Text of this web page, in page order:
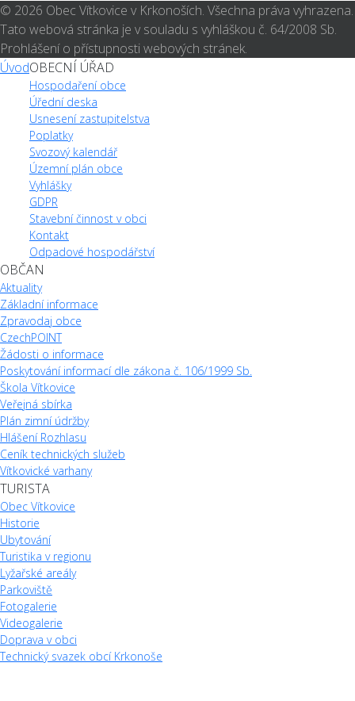
© 2026 Obec Vítkovice v Krkonoších. Všechna práva vyhrazena.
Tato webová stránka je v souladu s vyhláškou č. 64/2008 Sb.
Prohlášení o přístupnosti webových stránek.
ÚvodOBECNÍ ÚŘAD
Hospodaření obce
Úřední deska
Usnesení zastupitelstva
Poplatky
Svozový kalendář
Územní plán obce
Vyhlášky
GDPR
Stavební činnost v obci
Kontakt
Odpadové hospodářství
OBČAN
Aktuality
Základní informace
Zpravodaj obce
CzechPOINT
Žádosti o informace
Poskytování informací dle zákona č. 106/1999 Sb.
Škola Vítkovice
Veřejná sbírka
Plán zimní údržby
Hlášení Rozhlasu
Ceník technických služeb
Vítkovické varhany
TURISTA
Obec Vítkovice
Historie
Ubytování
Turistika v regionu
Lyžařské areály
Parkoviště
Fotogalerie
Videogalerie
Doprava v obci
Technický svazek obcí Krkonoše